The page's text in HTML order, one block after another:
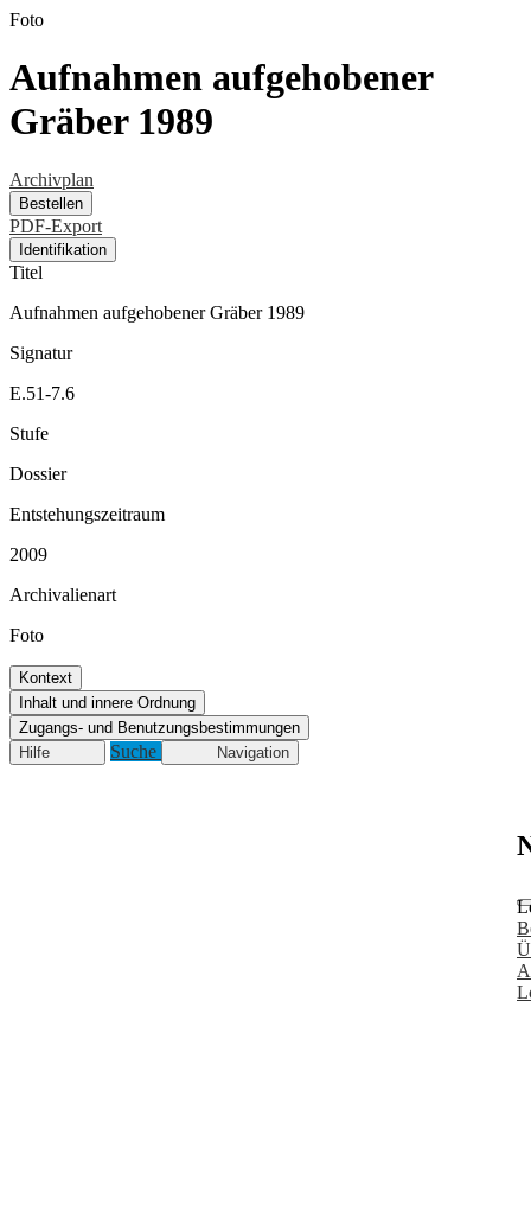
Foto
Aufnahmen aufgehobener
Gräber 1989
Archivplan
Bestellen
PDF-Export
Identifikation
Titel
Aufnahmen aufgehobener Gräber 1989
Signatur
E.51-7.6
Stufe
Dossier
Entstehungszeitraum
2009
Archivalienart
Foto
Kontext
Inhalt und innere Ordnung
Zugangs- und Benutzungsbestimmungen
Hilfe
Suche Navigation